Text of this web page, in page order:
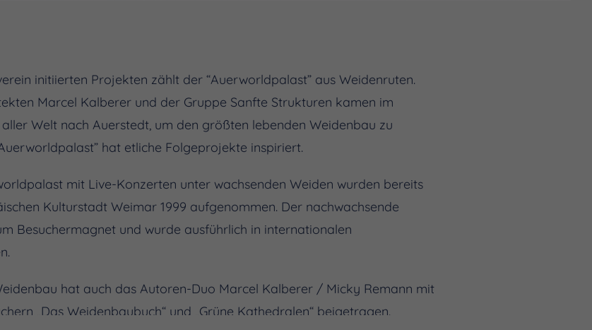
initiierten Projekten zählt der “Auerworldpalast” aus Weidenruten.
Marcel Kalberer und der Gruppe Sanfte Strukturen kamen im
Welt nach Auerstedt, um den größten lebenden Weidenbau zu
hat etliche Folgeprojekte inspiriert.
mit Live-Konzerten unter wachsenden Weiden wurden bereits
Kulturstadt Weimar 1999 aufgenommen. Der nachwachsende
Besuchermagnet und wurde ausführlich in internationalen
hat auch das Autoren-Duo Marcel Kalberer / Micky Remann mit
„Das Weidenbaubuch“ und „Grüne Kathedralen“ beigetragen.